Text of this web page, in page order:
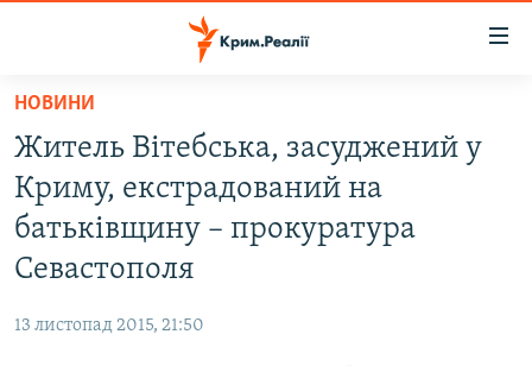
Перейти
основного
матеріалу
Перейти
до
основної
Перейти
ВІДЕО ТА ФОТО
ПОЛІТИКА
НОВИНИ
Житель Вітебська, засуджений у
Криму, екстрадований на
батьківщину – прокуратура
Севастополя
13 листопад 2015, 21:50